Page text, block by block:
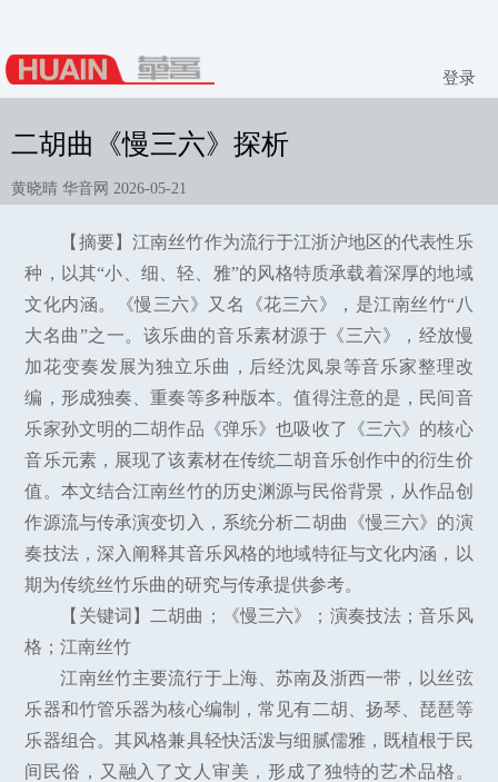
登录
二胡曲《慢三六》探析
黄晓晴 华音网 2026-05-21
【摘要】江南丝竹作为流行于江浙沪地区的代表性乐
种，以其“小、细、轻、雅”的风格特质承载着深厚的地域
文化内涵。《慢三六》又名《花三六》，是江南丝竹“八
大名曲”之一。该乐曲的音乐素材源于《三六》，经放慢
加花变奏发展为独立乐曲，后经沈凤泉等音乐家整理改
编，形成独奏、重奏等多种版本。值得注意的是，民间音
乐家孙文明的二胡作品《弹乐》也吸收了《三六》的核心
音乐元素，展现了该素材在传统二胡音乐创作中的衍生价
值。本文结合江南丝竹的历史渊源与民俗背景，从作品创
作源流与传承演变切入，系统分析二胡曲《慢三六》的演
奏技法，深入阐释其音乐风格的地域特征与文化内涵，以
期为传统丝竹乐曲的研究与传承提供参考。
【关键词】二胡曲；《慢三六》；演奏技法；音乐风
格；江南丝竹
江南丝竹主要流行于上海、苏南及浙西一带，以丝弦
乐器和竹管乐器为核心编制，常见有二胡、扬琴、琵琶等
乐器组合。其风格兼具轻快活泼与细腻儒雅，既植根于民
间民俗，又融入了文人审美，形成了独特的艺术品格。